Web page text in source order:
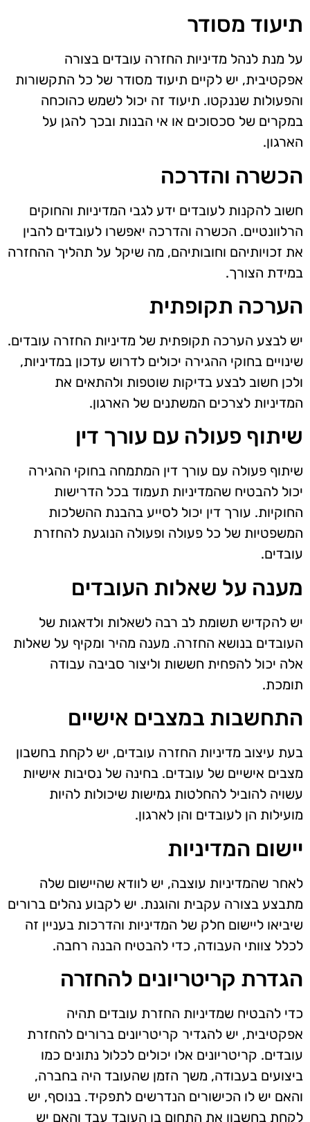
תיעוד מסודר
על מנת לנהל מדיניות החזרה עובדים בצורה
אפקטיבית, יש לקיים תיעוד מסודר של כל התקשורות
והפעולות שננקטו. תיעוד זה יכול לשמש כהוכחה
במקרים של סכסוכים או אי הבנות ובכך להגן על
הארגון.
הכשרה והדרכה
חשוב להקנות לעובדים ידע לגבי המדיניות והחוקים
הרלוונטיים. הכשרה והדרכה יאפשרו לעובדים להבין
את זכויותיהם וחובותיהם, מה שיקל על תהליך ההחזרה
במידת הצורך.
הערכה תקופתית
יש לבצע הערכה תקופתית של מדיניות החזרה עובדים.
שינויים בחוקי ההגירה יכולים לדרוש עדכון במדיניות,
ולכן חשוב לבצע בדיקות שוטפות ולהתאים את
המדיניות לצרכים המשתנים של הארגון.
שיתוף פעולה עם עורך דין
שיתוף פעולה עם עורך דין המתמחה בחוקי ההגירה
יכול להבטיח שהמדיניות תעמוד בכל הדרישות
החוקיות. עורך דין יכול לסייע בהבנת ההשלכות
המשפטיות של כל פעולה ופעולה הנוגעת להחזרת
עובדים.
מענה על שאלות העובדים
יש להקדיש תשומת לב רבה לשאלות ולדאגות של
העובדים בנושא החזרה. מענה מהיר ומקיף על שאלות
אלה יכול להפחית חששות וליצור סביבה עבודה
תומכת.
התחשבות במצבים אישיים
בעת עיצוב מדיניות החזרה עובדים, יש לקחת בחשבון
מצבים אישיים של עובדים. בחינה של נסיבות אישיות
עשויה להוביל להחלטות גמישות שיכולות להיות
מועילות הן לעובדים והן לארגון.
יישום המדיניות
לאחר שהמדיניות עוצבה, יש לוודא שהיישום שלה
מתבצע בצורה עקבית והוגנת. יש לקבוע נהלים ברורים
שיביאו ליישום חלק של המדיניות והדרכות בעניין זה
לכלל צוותי העבודה, כדי להבטיח הבנה רחבה.
הגדרת קריטריונים להחזרה
כדי להבטיח שמדיניות החזרת עובדים תהיה
אפקטיבית, יש להגדיר קריטריונים ברורים להחזרת
עובדים. קריטריונים אלו יכולים לכלול נתונים כמו
ביצועים בעבודה, משך הזמן שהעובד היה בחברה,
והאם יש לו הכישורים הנדרשים לתפקיד. בנוסף, יש
לקחת בחשבון את התחום בו העובד עבד והאם יש